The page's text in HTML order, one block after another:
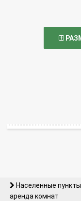
Населенные
аренда комнат